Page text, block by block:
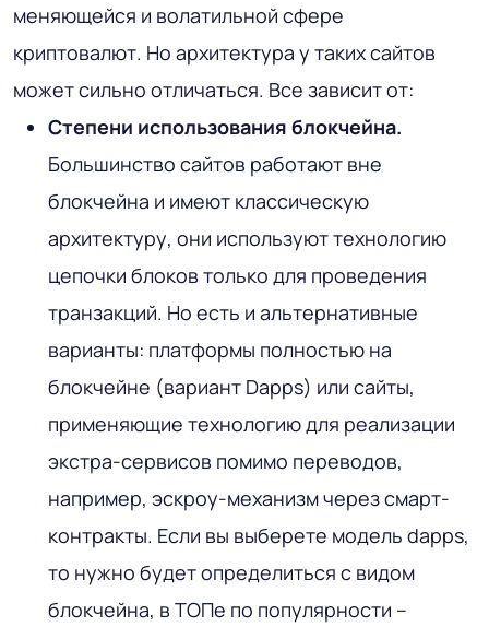
меняющейся и волатильной сфере
криптовалют. Но архитектура у таких сайтов
может сильно отличаться. Все зависит от:
Степени использования блокчейна.
Большинство сайтов работают вне
блокчейна и имеют классическую
архитектуру, они используют технологию
цепочки блоков только для проведения
транзакций. Но есть и альтернативные
варианты: платформы полностью на
блокчейне (вариант Dapps) или сайты,
применяющие технологию для реализации
экстра-сервисов помимо переводов,
например, эскроу-механизм через смарт-
контракты. Если вы выберете модель dapps,
то нужно будет определиться с видом
блокчейна, в ТОПе по популярности –